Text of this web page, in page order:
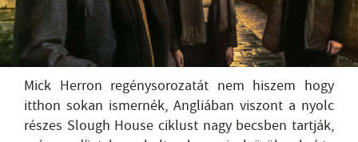
Mick Herron regénysorozatát nem hiszem hogy
itthon sokan ismernék, Angliában viszont a nyolc
részes Slough House ciklust nagy becsben tartják,